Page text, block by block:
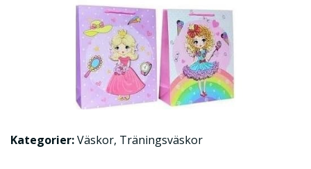
Kategorier:Väskor, Träningsväskor